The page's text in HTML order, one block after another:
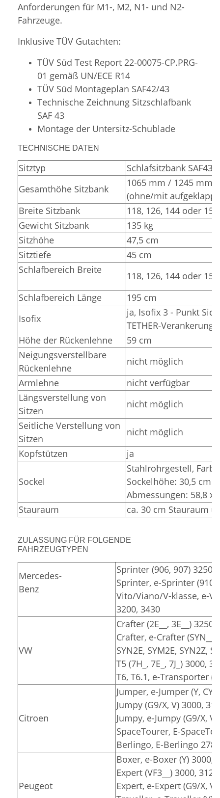
Anforderungen für M1-, M2, N1- und N2-
Fahrzeuge.
Inklusive TÜV Gutachten:
TÜV Süd Test Report 22-00075-CP.PRG-
01 gemäß UN/ECE R14
TÜV Süd Montageplan SAF42/43
Technische Zeichnung Sitzschlafbank
SAF 43
Montage der Untersitz-Schublade
TECHNISCHE DATEN
Sitztyp
Schlafsitzbank SAF43
Gesamthöhe Sitzbank
1065 mm / 1245 mm
(ohne/mit
Breite Sitzbank
118, 126, 144 oder
Gewicht Sitzbank
135 kg
Sitzhöhe
47,5 cm
Sitztiefe
45 cm
Schlafbereich Breite
118, 126, 144 oder
Schlafbereich Länge
195 cm
Isofix
ja, Isofix 3 - Punkt
TETHER-
Höhe der Rückenlehne
59 cm
Neigungsverstellbare
Rückenlehne
nicht möglich
Armlehne
nicht verfügbar
Längsverstellung von
Sitzen
nicht möglich
Seitliche Verstellung von
Sitzen
nicht möglich
Kopfstützen
ja
Sockel
Stahlrohrgestell,
Sockelhöhe: 30,5 cm
Abmessungen: 58,8 x
Stauraum
ca. 30 cm Stauraum
ZULASSUNG FÜR FOLGENDE
FAHRZEUGTYPEN
Mercedes-
Benz
Sprinter (906, 907) 3250,
Sprinter, e-Sprinter (910)
Vito/Viano/V-klasse, e-
3200, 3430
VW
Crafter (2E__, 3E__)
Crafter, e-Crafter (SYN__,
SYN2E, SYM2E, SYN2Z,
T5 (7H_, 7E_, 7J_) 3000,
T6, T6.1, e-Transporter
Citroen
Jumper, e-Jumper (Y,
Jumpy (G9/X, V) 3000,
Jumpy, e-Jumpy (G9/X,
SpaceTourer, E-
Berlingo, E-Berlingo
Peugeot
Boxer, e-Boxer (Y) 3000,
Expert (VF3__) 3000, 3122
Expert, e-Expert (G9/X,